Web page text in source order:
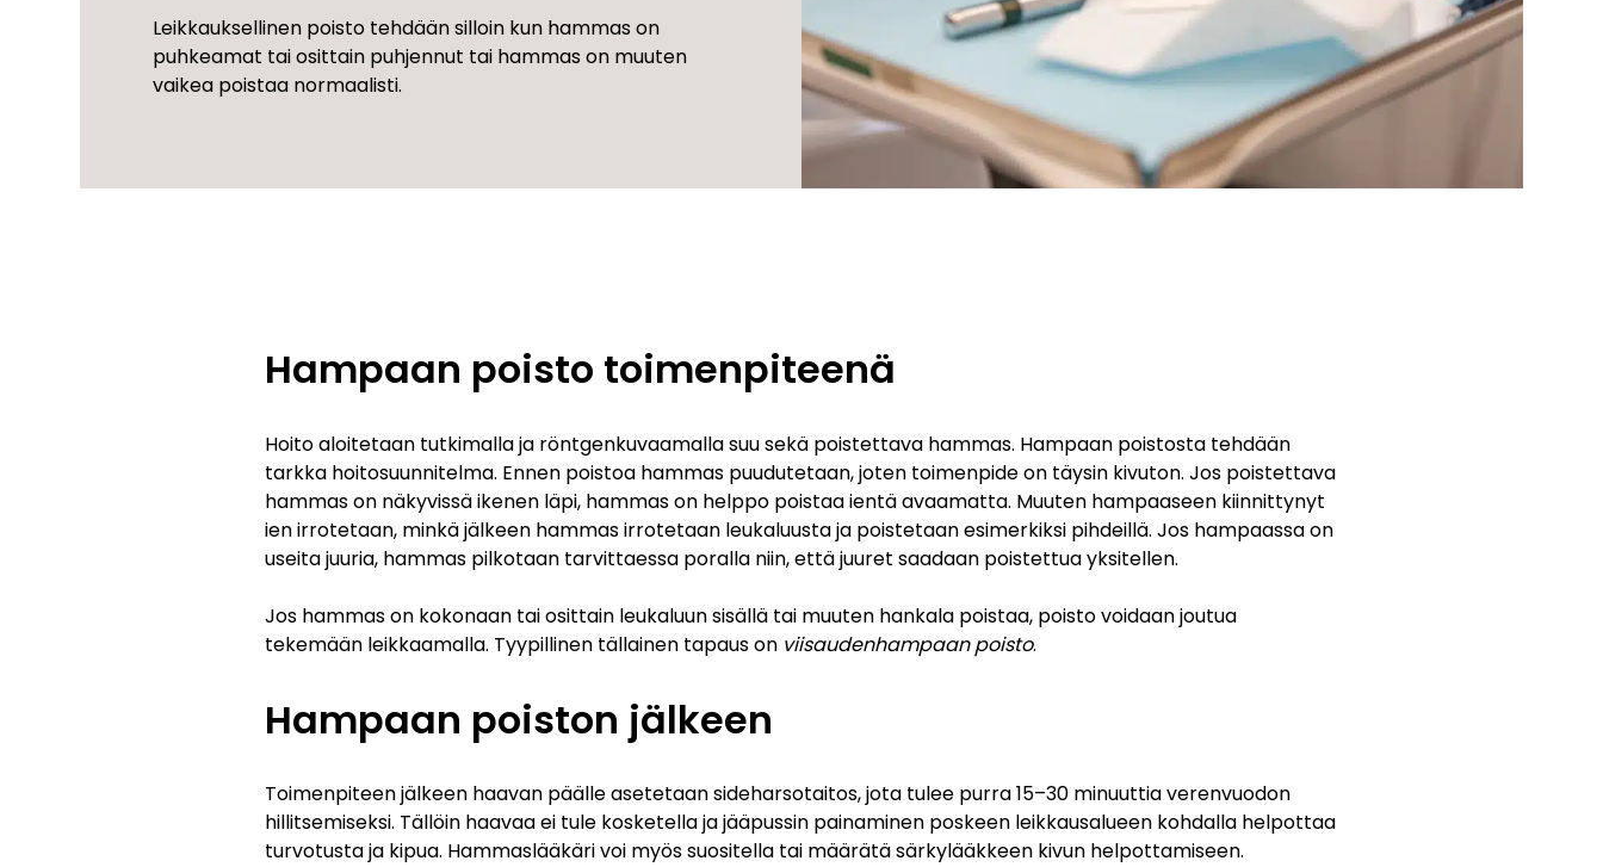
Leikkauksellinen poisto tehdään silloin kun hammas on
puhkeamat tai osittain puhjennut tai hammas on muuten
vaikea poistaa normaalisti.
Hampaan poisto toimenpiteenä
Hoito aloitetaan tutkimalla ja röntgenkuvaamalla suu sekä poistettava hammas. Hampaan poistosta tehdään
tarkka hoitosuunnitelma. Ennen poistoa hammas puudutetaan, joten toimenpide on täysin kivuton. Jos poistettava
hammas on näkyvissä ikenen läpi, hammas on helppo poistaa ientä avaamatta. Muuten hampaaseen kiinnittynyt
ien irrotetaan, minkä jälkeen hammas irrotetaan leukaluusta ja poistetaan esimerkiksi pihdeillä. Jos hampaassa on
useita juuria, hammas pilkotaan tarvittaessa poralla niin, että juuret saadaan poistettua yksitellen.
Jos hammas on kokonaan tai osittain leukaluun sisällä tai muuten hankala poistaa, poisto voidaan joutua
tekemään leikkaamalla. Tyypillinen tällainen tapaus on viisaudenhampaan poisto.
Hampaan poiston jälkeen
Toimenpiteen jälkeen haavan päälle asetetaan sideharsotaitos, jota tulee purra 15–30 minuuttia verenvuodon
hillitsemiseksi. Tällöin haavaa ei tule kosketella ja jääpussin painaminen poskeen leikkausalueen kohdalla helpottaa
turvotusta ja kipua. Hammaslääkäri voi myös suositella tai määrätä särkylääkkeen kivun helpottamiseen.